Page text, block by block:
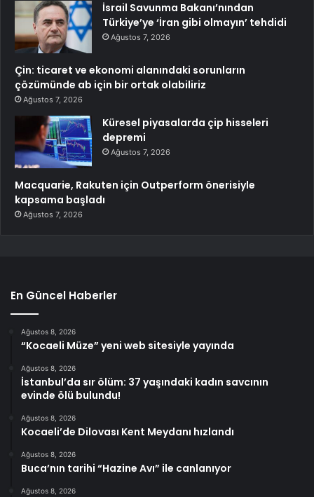
İsrail Savunma Bakanı’nından
Türkiye’ye ‘İran gibi olmayın’ tehdidi
Ağustos 7, 2026
Çin: ticaret ve ekonomi alanındaki sorunların
çözümünde ab için bir ortak olabiliriz
Ağustos 7, 2026
Küresel piyasalarda çip hisseleri
depremi
Ağustos 7, 2026
Macquarie, Rakuten için Outperform önerisiyle
kapsama başladı
Ağustos 7, 2026
En Güncel Haberler
Ağustos 8, 2026
“Kocaeli Müze” yeni web sitesiyle yayında
Ağustos 8, 2026
İstanbul’da sır ölüm: 37 yaşındaki kadın savcının
evinde ölü bulundu!
Ağustos 8, 2026
Kocaeli’de Dilovası Kent Meydanı hızlandı
Ağustos 8, 2026
Buca’nın tarihi “Hazine Avı” ile canlanıyor
Ağustos 8, 2026